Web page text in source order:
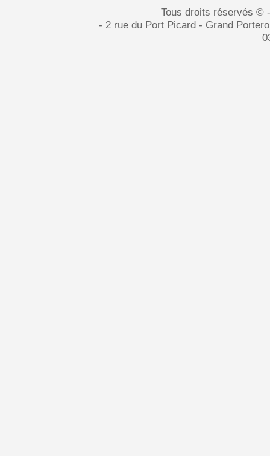
Tous droits réservés ©
- 2 rue du Port Picard - Grand